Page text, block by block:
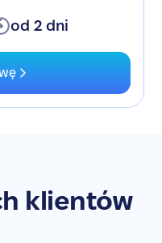
od 2 dni
klientów